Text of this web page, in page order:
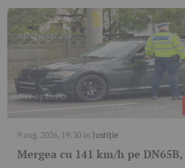
9 aug. 2026, 19:30în Justiție
Mergea cu 141 km/h pe